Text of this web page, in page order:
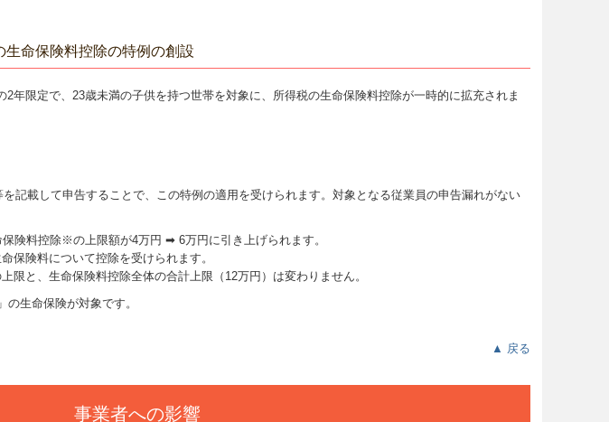
命保険料控除の特例の創設
年限定で、23歳未満の子供を持つ世帯を対象に、所得税の生命保険料控除が一時的に拡充されま
記載して申告することで、この特例の適用を受けられます。対象となる従業員の申告漏れがない
険料控除※の上限額が4万円 ➡ 6万円に引き上げられます。
保険料について控除を受けられます。
限と、生命保険料控除全体の合計上限（12万円）は変わりません。
生命保険が対象です。
▲ 戻る
事業者への影響